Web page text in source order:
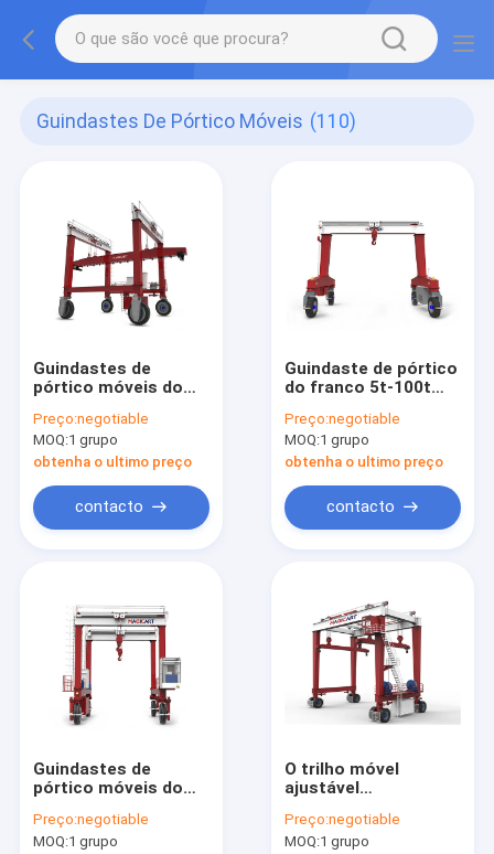
Guindastes De Pórtico Móveis (110)
Guindastes de
pórtico móveis do
Preço:negotiable
MOQ:1 grupo
obtenha o ultimo preço
contacto
Guindaste de pórtico
do franco 5t-100t
Preço:negotiable
MOQ:1 grupo
obtenha o ultimo preço
contacto
Guindastes de
pórtico móveis do
Preço:negotiable
MOQ:1 grupo
O trilho móvel
ajustável
guindastes de
pórtico 10t-1200t de
Preço:negotiable
MOQ:1 grupo